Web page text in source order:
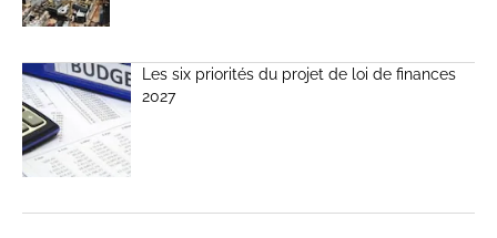
Les six priorités du projet de loi de finances
2027